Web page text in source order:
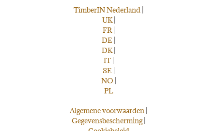
TimberIN Nederland
UK|
FR|
DE
DK|
IT|
SE
NO
PL
Algemene voorwaarden
Gegevensbescherming|